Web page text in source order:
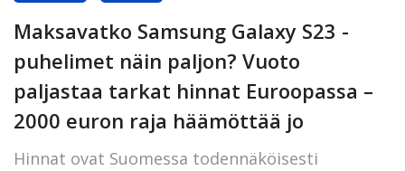
Maksavatko Samsung Galaxy S23 -
puhelimet näin paljon? Vuoto
paljastaa tarkat hinnat Euroopassa –
2000 euron raja häämöttää jo
Hinnat ovat Suomessa todennäköisesti